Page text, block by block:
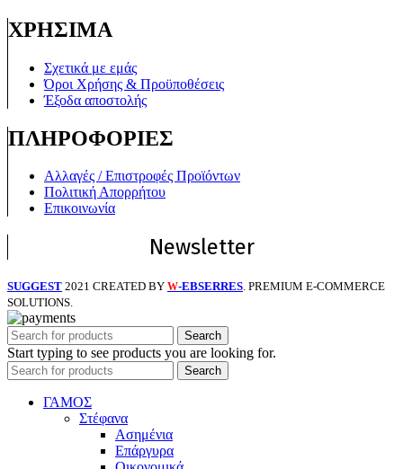
ΧΡΗΣΙΜΑ
Σχετικά με εμάς
Όροι Χρήσης & Προϋποθέσεις
Έξοδα αποστολής
ΠΛΗΡΟΦΟΡΙΕΣ
Αλλαγές / Επιστροφές Προϊόντων
Πολιτική Απορρήτου
Επικοινωνία
Newsletter
SUGGEST 2021 CREATED BY W-EBSERRES. PREMIUM E-COMMERCE
SOLUTIONS.
Search
Start typing to see products you are looking for.
Search
ΓΑΜΟΣ
Στέφανα
Ασημένια
Επάργυρα